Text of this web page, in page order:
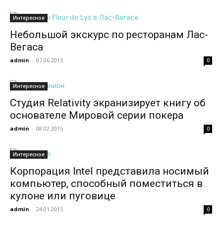
Интересное
Небольшой экскурс по ресторанам Лас-
Вегаса
admin - 07.06.2015 0
Интересное
Студия Relativity экранизирует книгу об
основателе Мировой серии покера
admin - 08.02.2015 0
Интересное
Корпорация Intel представила носимый
компьютер, способный поместиться в
кулоне или пуговице
admin - 24.01.2015 0